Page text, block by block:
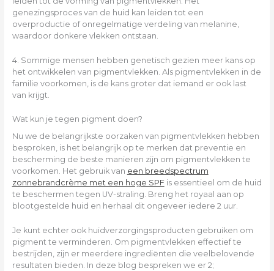
genezingsproces van de huid kan leiden tot een
overproductie of onregelmatige verdeling van melanine,
waardoor donkere vlekken ontstaan.
4. Sommige mensen hebben genetisch gezien meer kans op
het ontwikkelen van pigmentvlekken. Als pigmentvlekken in de
familie voorkomen, is de kans groter dat iemand er ook last
van krijgt.
Wat kun je tegen pigment doen?
Nu we de belangrijkste oorzaken van pigmentvlekken hebben
besproken, is het belangrijk op te merken dat preventie en
bescherming de beste manieren zijn om pigmentvlekken te
voorkomen. Het gebruik van een breedspectrum
zonnebrandcrème met een hoge SPFis essentieel om de huid
te beschermen tegen UV-straling. Breng het royaal aan op
blootgestelde huid en herhaal dit ongeveer iedere 2 uur.
Je kunt echter ook huidverzorgingsproducten gebruiken om
pigment te verminderen. Om pigmentvlekken effectief te
bestrijden, zijn er meerdere ingrediënten die veelbelovende
resultaten bieden. In deze blog bespreken we er 2;